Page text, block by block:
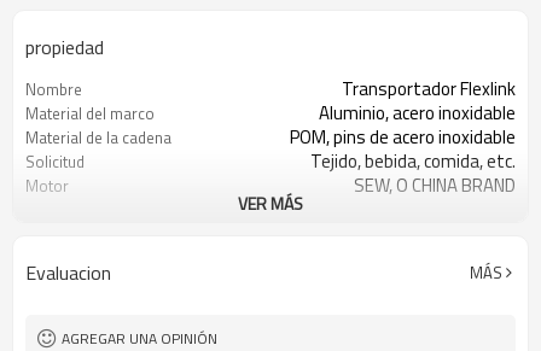
propiedad
Nombre Transportador Flexlink
Material del marco Aluminio, acero inoxidable
Material de la cadena POM, pins de acero inoxidable
Solicitud Tejido, bebida, comida, etc.
Motor SEW, O CHINA BRAND
15 días hábiles
MOQ 1 SET
VER MÁS
Evaluacion MÁS
AGREGAR UNA OPINIÓN